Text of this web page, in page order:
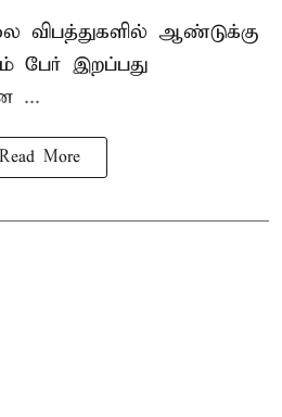
விபத்துகளில் ஆண்டுக்கு
பேர் இறப்பது
...
Read More